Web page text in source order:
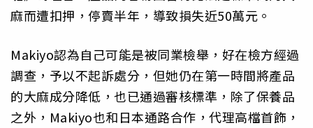
麻而遭扣押，停賣半年，導致損失近50萬元。
Makiyo認為自己可能是被同業檢舉，好在檢方經過
調查，予以不起訴處分，但她仍在第一時間將產品
的大麻成分降低，也已通過審核標準，除了保養品
之外，Makiyo也和日本通路合作，代理高檔首飾，